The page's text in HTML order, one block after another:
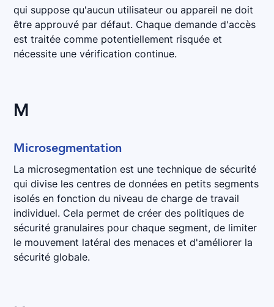
qui suppose qu'aucun utilisateur ou appareil ne doit
être approuvé par défaut. Chaque demande d'accès
est traitée comme potentiellement risquée et
nécessite une vérification continue.
M
Microsegmentation
La microsegmentation est une technique de sécurité
qui divise les centres de données en petits segments
isolés en fonction du niveau de charge de travail
individuel. Cela permet de créer des politiques de
sécurité granulaires pour chaque segment, de limiter
le mouvement latéral des menaces et d'améliorer la
sécurité globale.